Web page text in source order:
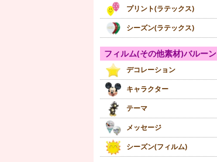
プリント(ラテックス)
シーズン(ラテックス)
フィルム(その他素材)バルーン
デコレーション
キャラクター
テーマ
メッセージ
シーズン(フィルム)